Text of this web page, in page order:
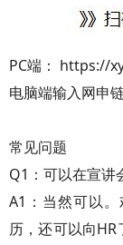
PC端： https://
电脑端输入网申
常见问题
Q1：可以在宣讲
A1：当然可以
历，还可以向